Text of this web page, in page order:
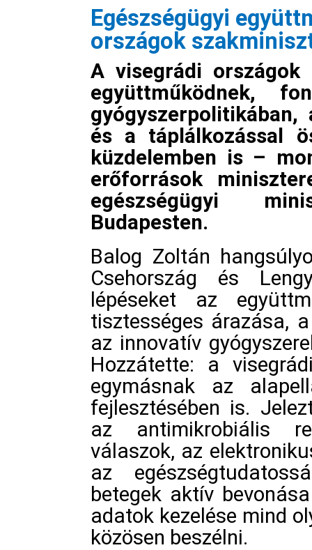
Egészségügyi
országok
A visegrádi országok
együttműködnek,
és a táplálkozással
küzdelemben is –
erőforrások
egészségügyi
Budapesten.
Balog Zoltán
Csehország és
lépéseket az
tisztességes árazása,
az innovatív
Hozzátette: a
egymásnak az
fejlesztésében is.
az antimikrobiális
válaszok, az
az
betegek aktív
adatok kezelése mind
közösen beszélni.